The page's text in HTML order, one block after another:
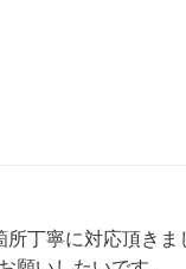
所丁寧に対応頂きま